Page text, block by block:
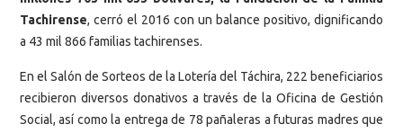
Tachirense, cerró el 2016 con un balance positivo, dignificando
a 43 mil 866 familias tachirenses.
En el Salón de Sorteos de la Lotería del Táchira, 222 beneficiarios
recibieron diversos donativos a través de la Oficina de Gestión
Social, así como la entrega de 78 pañaleras a futuras madres que